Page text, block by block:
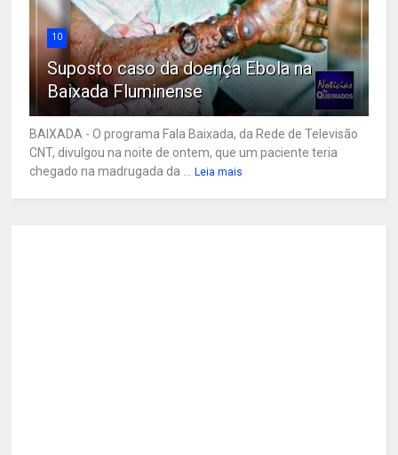
10
Suposto caso da doença Ebola na
Baixada Fluminense
BAIXADA - O programa Fala Baixada, da Rede de Televisão
CNT, divulgou na noite de ontem, que um paciente teria
chegado na madrugada da ...
Leia mais